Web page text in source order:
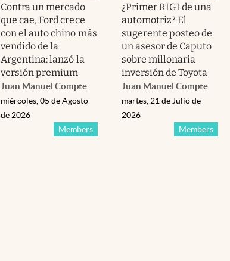
Contra un mercado
que cae, Ford crece
con el auto chino más
vendido de la
Argentina: lanzó la
versión premium
Juan Manuel Compte
Members
miércoles, 05 de Agosto
de 2026
¿Primer RIGI de una
automotriz? El
sugerente posteo de
un asesor de Caputo
sobre millonaria
inversión de Toyota
Juan Manuel Compte
Members
martes, 21 de Julio de
2026